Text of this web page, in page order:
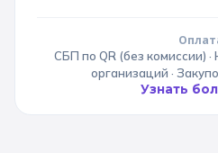
СБП по QR (без комиссии)
организаций ·
Узнать